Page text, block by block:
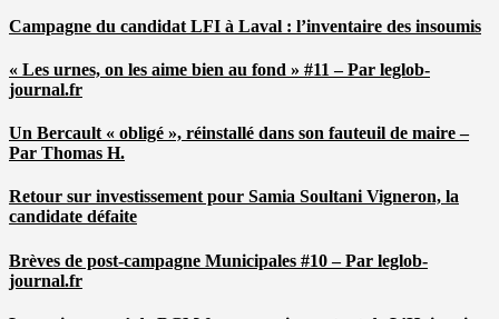
Campagne du candidat LFI à Laval : l’inventaire des insoumis
« Les urnes, on les aime bien au fond » #11 – Par leglob-
journal.fr
Un Bercault « obligé », réinstallé dans son fauteuil de maire –
Par Thomas H.
Retour sur investissement pour Samia Soultani Vigneron, la
candidate défaite
Brèves de post-campagne Municipales #10 – Par leglob-
journal.fr